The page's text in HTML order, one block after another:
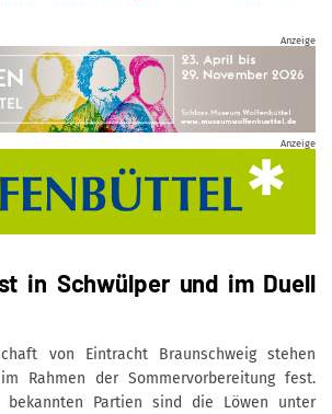
Anzeige
Anzeige
in Schwülper und im Duell
von Eintracht Braunschweig stehen
Rahmen der Sommervorbereitung fest.
bekannten Partien sind die Löwen unter